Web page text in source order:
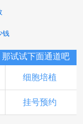
钱
那试试下面通道吧
细胞培植
挂号预约